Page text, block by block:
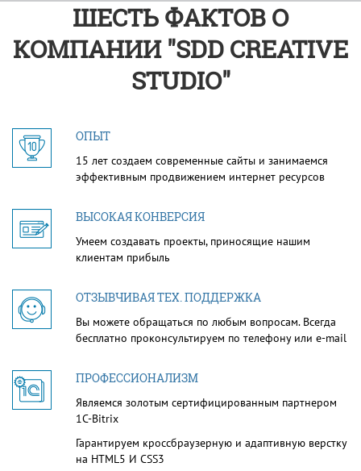
ШЕСТЬ ФАКТОВ О
КОМПАНИИ "SDD CREATIVE
STUDIO"
ОПЫТ
15 лет создаем современные сайты и занимаемся
эффективным продвижением интернет ресурсов
ВЫСОКАЯ КОНВЕРСИЯ
Умеем создавать проекты, приносящие нашим
клиентам прибыль
ОТЗЫВЧИВАЯ ТЕХ. ПОДДЕРЖКА
Вы можете обращаться по любым вопросам. Всегда
бесплатно проконсультируем по телефону или e-mail
ПРОФЕССИОНАЛИЗМ
Являемся золотым сертифицированным партнером
1С-Bitrix
Гарантируем кроссбраузерную и адаптивную верстку
на HTML5 И CSS3